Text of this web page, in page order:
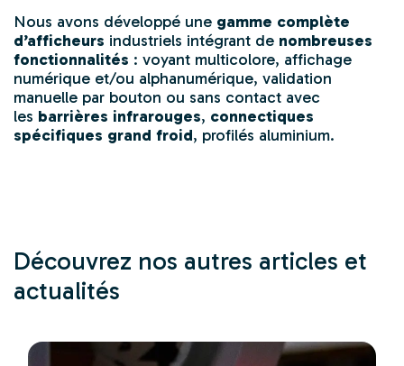
Nous avons développé une gamme complète
d’afficheurs industriels intégrant de nombreuses
fonctionnalités : voyant multicolore, affichage
numérique et/ou alphanumérique, validation
manuelle par bouton ou sans contact avec
les barrières infrarouges, connectiques
spécifiques grand froid, profilés aluminium.
Découvrez nos autres articles et
actualités